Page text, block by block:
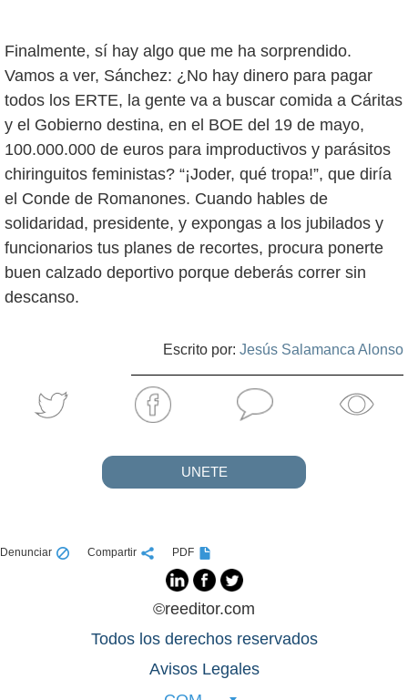
Finalmente, sí hay algo que me ha sorprendido.
Vamos a ver, Sánchez: ¿No hay dinero para pagar
todos los ERTE, la gente va a buscar comida a Cáritas
y el Gobierno destina, en el BOE del 19 de mayo,
100.000.000 de euros para improductivos y parásitos
chiringuitos feministas? “¡Joder, qué tropa!”, que diría
el Conde de Romanones. Cuando hables de
solidaridad, presidente, y expongas a los jubilados y
funcionarios tus planes de recortes, procura ponerte
buen calzado deportivo porque deberás correr sin
descanso.
Escrito por: Jesús Salamanca Alonso
UNETE
Denunciar Compartir PDF
©reeditor.com
Todos los derechos reservados
Avisos Legales